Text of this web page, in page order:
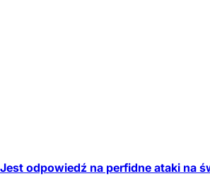
Jest odpowiedź na perfidne ataki na